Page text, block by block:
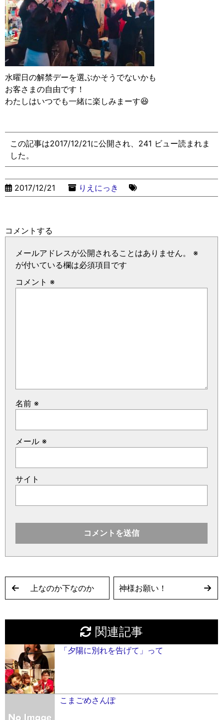
水曜日の解禁デーを選ぶかそうでないかも
お客さまの自由です！
わたしはいつでも一緒に楽しみまーす😆
この記事は2017/12/21に公開され、241 ビュー読まれま
した。
2017/12/21 りえにっき
コメントする
メールアドレスが公開されることはありません。
※
が付いている欄は必須項目です
コメント ※
名前 ※
メール ※
サイト
上なのか下なのか 神様お願い！
関連記事
「夕陽に別れを告げて」って
こまごめさんぽ